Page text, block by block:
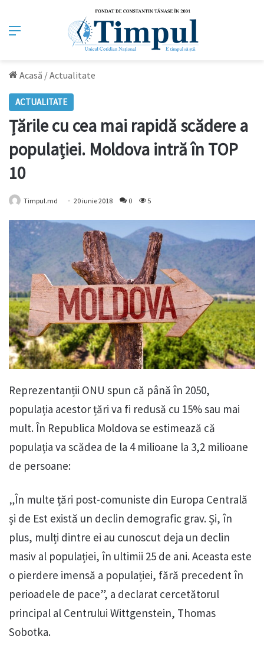
Meniu
Acasă /Actualitate
ACTUALITATE
Țările cu cea mai rapidă scădere a
populației. Moldova intră în TOP
10
Timpul.md 20 iunie 2018 0 5
Reprezentanții ONU spun că până în 2050,
populația acestor țări va fi redusă cu 15% sau mai
mult. În Republica Moldova se estimează că
populația va scădea de la 4 milioane la 3,2 milioane
de persoane:
„În multe țări post-comuniste din Europa Centrală
și de Est există un declin demografic grav. Și, în
plus, mulți dintre ei au cunoscut deja un declin
masiv al populației, în ultimii 25 de ani. Aceasta este
o pierdere imensă a populației, fără precedent în
perioadele de pace”, a declarat cercetătorul
principal al Centrului Wittgenstein, Thomas
Sobotka.